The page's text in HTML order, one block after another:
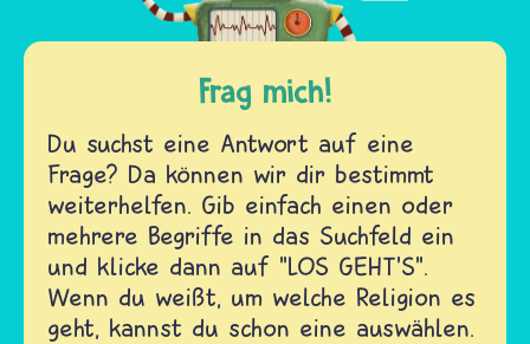
Frag mich!
Du suchst eine Antwort auf eine
Frage? Da können wir dir bestimmt
weiterhelfen. Gib einfach einen oder
mehrere Begriffe in das Suchfeld ein
und klicke dann auf "LOS GEHT'S".
Wenn du weißt, um welche Religion es
geht, kannst du schon eine auswählen.